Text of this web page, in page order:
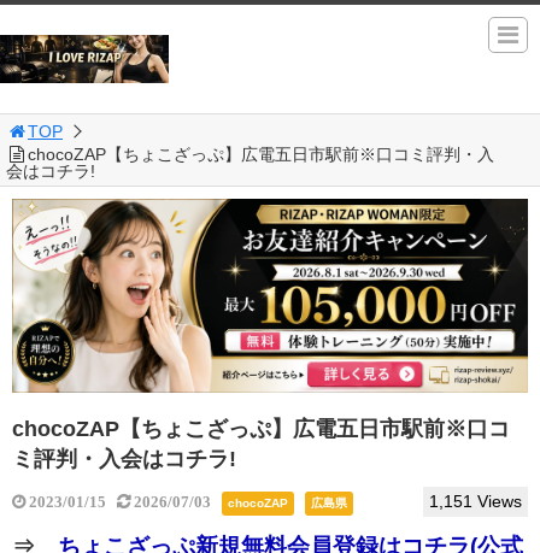
TOP
chocoZAP【ちょこざっぷ】広電五日市駅前※口コミ評判・入
会はコチラ!
chocoZAP【ちょこざっぷ】広電五日市駅前※口コ
ミ評判・入会はコチラ!
2023/01/15 2026/07/03 chocoZAP 広島県 1,151 Views
⇒ ちょこざっぷ新規無料会員登録はコチラ(公式